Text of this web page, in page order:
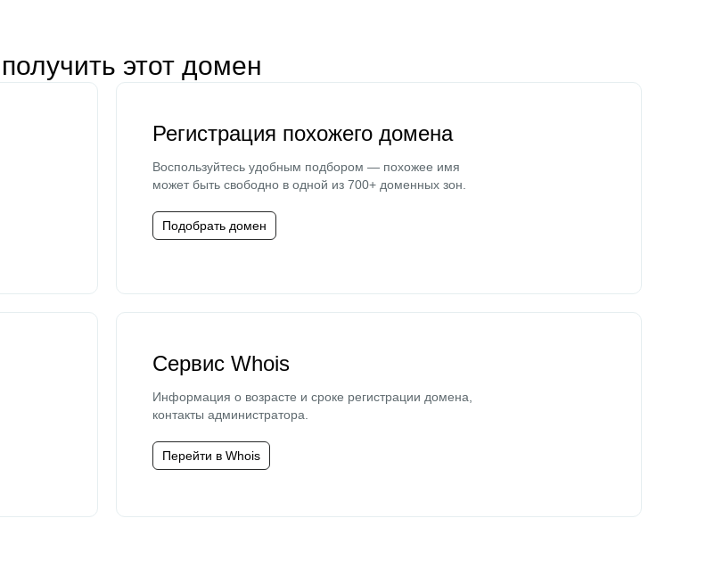
этот домен
Регистрация похожего домена
Воспользуйтесь удобным подбором — похожее имя
может быть свободно в одной из 700+ доменных зон.
Подобрать домен
Сервис Whois
Информация о возрасте и сроке регистрации домена,
контакты администратора.
Перейти в Whois